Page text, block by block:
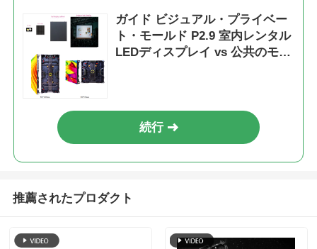
ガイド ビジュアル・プライベー
ト・モールド P2.9 室内レンタル
LEDディスプレイ vs 公共のモー
続行
推薦されたプロダクト